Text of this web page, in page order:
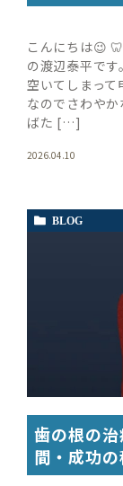
こんにちは😉
の渡辺泰平で
空いてしまっ
なのでさわや
ばた […]
2026.04.10
BLOG
歯の根の
間・成功の